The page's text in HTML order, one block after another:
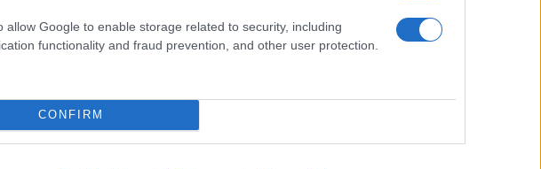
allow Google to enable storage related to security, including
functionality and fraud prevention, and other user protection.
CONFIRMProssimo articolo